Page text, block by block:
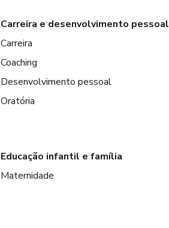
Carreira e desenvolvimento pessoal
Carreira
Coaching
Desenvolvimento pessoal
Oratória
Educação infantil e família
Maternidade